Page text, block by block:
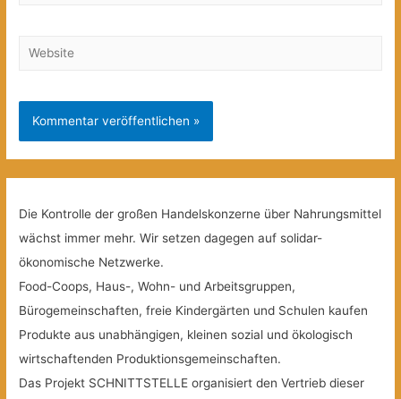
Website
Die Kontrolle der großen Handelskonzerne über Nahrungsmittel
wächst immer mehr. Wir setzen dagegen auf solidar-
ökonomische Netzwerke.
Food-Coops, Haus-, Wohn- und Arbeitsgruppen,
Bürogemeinschaften, freie Kindergärten und Schulen kaufen
Produkte aus unabhängigen, kleinen sozial und ökologisch
wirtschaftenden Produktionsgemeinschaften.
Das Projekt SCHNITTSTELLE organisiert den Vertrieb dieser